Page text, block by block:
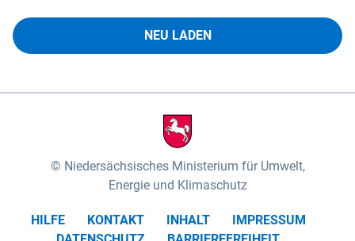
NEU LADEN
Niedersächsisches Ministerium für Umwelt,
Energie und Klimaschutz
HILFE KONTAKT INHALT
IMPRESSUM